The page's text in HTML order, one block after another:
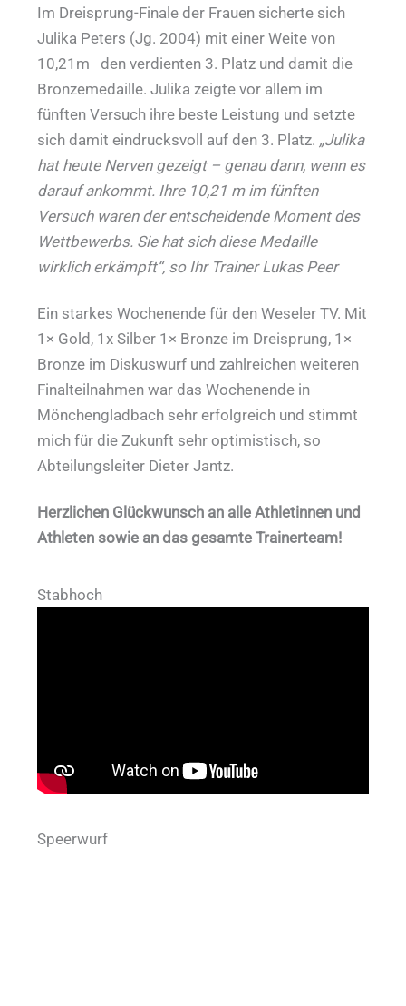
Im Dreisprung-Finale der Frauen sicherte sich
Julika Peters (Jg. 2004) mit einer Weite von
10,21m den verdienten 3. Platz und damit die
Bronzemedaille. Julika zeigte vor allem im
fünften Versuch ihre beste Leistung und setzte
sich damit eindrucksvoll auf den 3. Platz. „Julika
hat heute Nerven gezeigt – genau dann, wenn es
darauf ankommt. Ihre 10,21 m im fünften
Versuch waren der entscheidende Moment des
Wettbewerbs. Sie hat sich diese Medaille
wirklich erkämpft“, so Ihr Trainer Lukas Peer
Ein starkes Wochenende für den Weseler TV. Mit
1× Gold, 1x Silber 1× Bronze im Dreisprung, 1×
Bronze im Diskuswurf und zahlreichen weiteren
Finalteilnahmen war das Wochenende in
Mönchengladbach sehr erfolgreich und stimmt
mich für die Zukunft sehr optimistisch, so
Abteilungsleiter Dieter Jantz.
Herzlichen Glückwunsch an alle Athletinnen und
Athleten sowie an das gesamte Trainerteam!
Stabhoch
Speerwurf